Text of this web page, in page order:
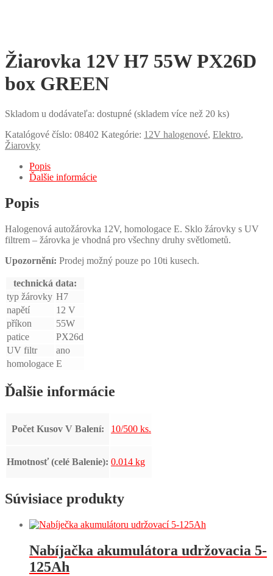
Žiarovka 12V H7 55W PX26D
box GREEN
Skladom u dodávateľa: dostupné (skladem více než 20 ks)
Katalógové číslo: 08402 Kategórie: 12V halogenové, Elektro,
Žiarovky
Popis
Ďalšie informácie
Popis
Halogenová autožárovka 12V, homologace E. Sklo žárovky s UV
filtrem – žárovka je vhodná pro všechny druhy světlometů.
Upozornění: Prodej možný pouze po 10ti kusech.
technická data:
typ žárovky H7
napětí
12 V
příkon
55W
patice
PX26d
UV filtr
ano
homologace E
Ďalšie informácie
Počet Kusov V Balení: 10/500 ks.
Hmotnosť (celé Balenie): 0.014 kg
Súvisiace produkty
Nabíjačka akumulátora udržovacia 5-
125Ah